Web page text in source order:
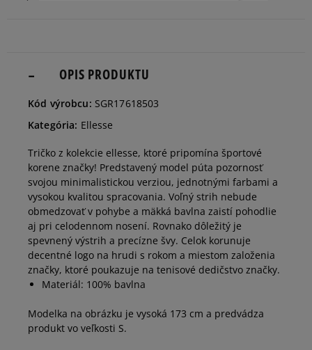
M
Informovať o
dostupnosti
L
Informovať o
XL
Informovať o
dostupnosti
OPIS PRODUKTU
Kód výrobcu: SGR17618503
Kategória: Ellesse
Tričko z kolekcie ellesse, ktoré pripomína športové
korene značky! Predstavený model púta pozornosť
svojou minimalistickou verziou, jednotnými farbami a
vysokou kvalitou spracovania. Voľný strih nebude
obmedzovať v pohybe a mäkká bavlna zaistí pohodlie
aj pri celodennom nosení. Rovnako dôležitý je
spevnený výstrih a precízne švy. Celok korunuje
decentné logo na hrudi s rokom a miestom založenia
značky, ktoré poukazuje na tenisové dedičstvo značky.
Materiál: 100% bavlna
Modelka na obrázku je vysoká 173 cm a predvádza
produkt vo veľkosti S.